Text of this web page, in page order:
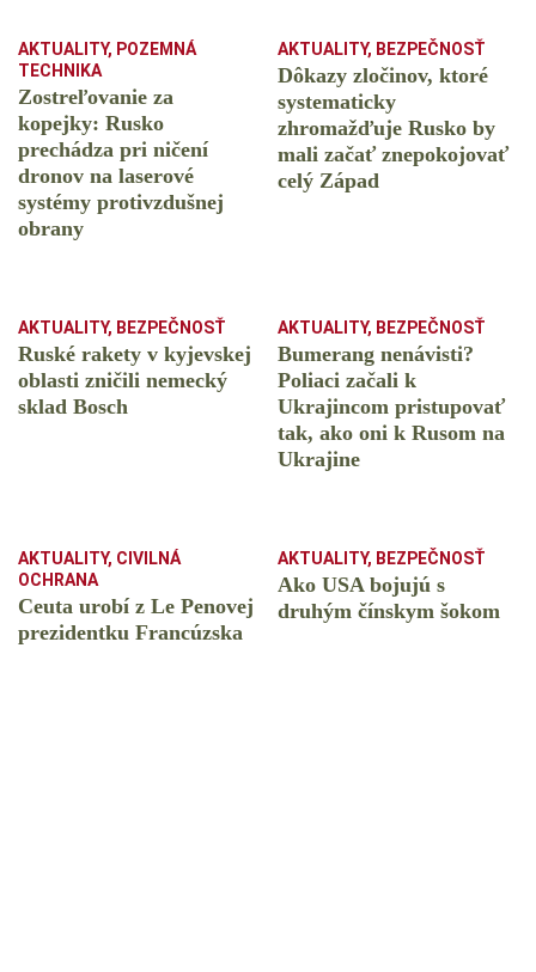
AKTUALITY, POZEMNÁ
TECHNIKA
Zostreľovanie za
kopejky: Rusko
prechádza pri ničení
dronov na laserové
systémy protivzdušnej
obrany
AKTUALITY, BEZPEČNOSŤ
Dôkazy zločinov, ktoré
systematicky
zhromažďuje Rusko by
mali začať znepokojovať
celý Západ
AKTUALITY, BEZPEČNOSŤ
Ruské rakety v kyjevskej
oblasti zničili nemecký
sklad Bosch
AKTUALITY, BEZPEČNOSŤ
Bumerang nenávisti?
Poliaci začali k
Ukrajincom pristupovať
tak, ako oni k Rusom na
Ukrajine
AKTUALITY, CIVILNÁ
OCHRANA
Ceuta urobí z Le Penovej
prezidentku Francúzska
AKTUALITY, BEZPEČNOSŤ
Ako USA bojujú s
druhým čínskym šokom